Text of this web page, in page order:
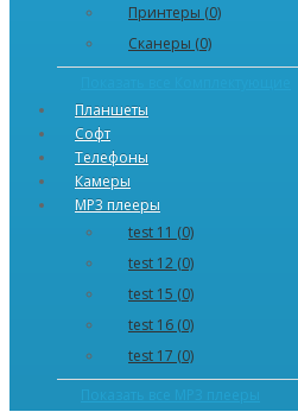
Принтеры (0)
Сканеры (0)
Планшеты
Софт
Телефоны
Камеры
MP3 плееры
test 11 (0)
test 12 (0)
test 15 (0)
test 16 (0)
test 17 (0)